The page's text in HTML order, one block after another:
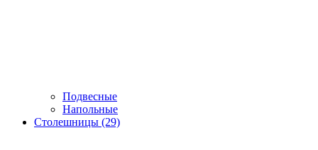
Подвесные
Напольные
Столешницы (29)